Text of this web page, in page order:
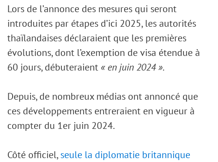
Lors de l’annonce des mesures qui seront
introduites par étapes d’ici 2025, les autorités
thaïlandaises déclaraient que les premières
évolutions, dont l’exemption de visa étendue à
60 jours, débuteraient « en juin 2024 ».
Depuis, de nombreux médias ont annoncé que
ces développements entreraient en vigueur à
compter du 1er juin 2024.
Côté officiel,seule la diplomatie britannique